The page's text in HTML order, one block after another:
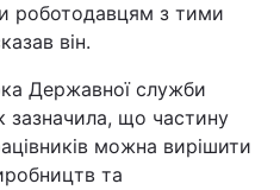
роботодавцям з тими
він.
Державної служби
зазначила, що частину
можна вирішити
та